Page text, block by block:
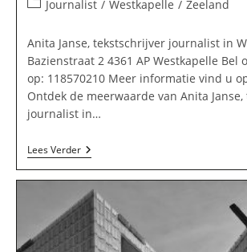
Berichtcategorie:
Journalist / Westkapelle / Zeeland
Anita Janse, tekstschrijver journalist in
Bazienstraat 2 4361 AP Westkapelle Bel
op: 118570210 Meer informatie vind u
Ontdek de meerwaarde van Anita
journalist in…
Lees VerderAnita
Janse,
Journalist
In
Westkapelle